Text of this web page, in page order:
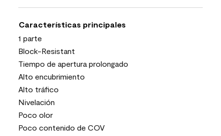
Características principales
1 parte
Block-Resistant
Tiempo de apertura prolongado
Alto encubrimiento
Alto tráfico
Nivelación
Poco olor
Poco contenido de COV